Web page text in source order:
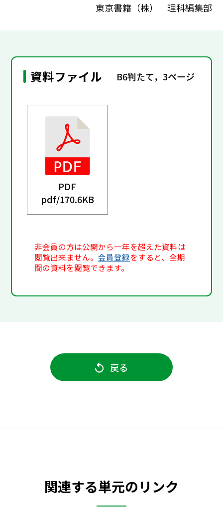
東京書籍（株） 理科編集部
資料ファイル B6判たて，3ページ
PDF
pdf/170.6KB
非会員の方は公開から一年を超えた資料は
閲覧出来ません。会員登録をすると、全期
間の資料を閲覧できます。
戻る
関連する単元のリンク